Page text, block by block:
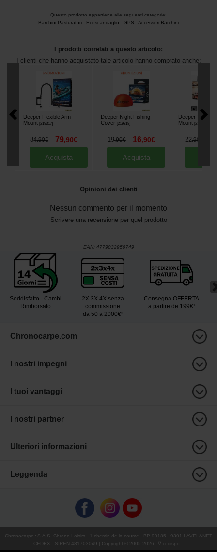
Questo prodotto appartiene alle seguenti categorie:
Barchini Pasturatori - Ecoscandaglio - GPS -Accessori Barchini
I prodotti correlati a questo articolo:
I clienti che hanno acquistato tale articolo hanno comprato anche:
Deeper Flexible Arm
Mount
219317]
84,90€ 79,90€
Acquista
Deeper Night Fishing
Cover
219318]
19,90€ 16,90€
Acquista
Deeper
Mount
219953
22,90
Opinioni dei clienti
Nessun commento per il momento
Scrivere una recensione per quel prodotto
EAN: 4779032950749
Soddisfatto - Cambi
Rimborsato
2X 3X 4X senza
commissione
da 50 a 2000€²
Consegna OFFERTA
a partire de 199€¹
Chronocarpe.com
I nostri impegni
I tuoi vantaggi
I nostri partner
Ulteriori informazioni
Leggenda
Chronocarpe : S.A.S. Chrono Loisirs - 1 chemin de la coume - BP 90185 - 9301 LAVELANET
CEDEX - SIREN 481703049 | Copyright © 2005-2026 ∇ ccdispo